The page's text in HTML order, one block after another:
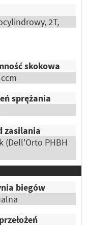
ta yamaha
wzrok
kierowców i
Przydatna (
2T,
skokowa
sprężania
(Dell'Orto PHBH
zasilania
biegów